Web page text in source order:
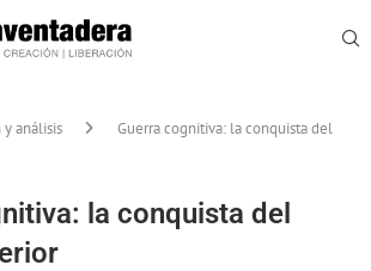
análisis
Guerra cognitiva: la conquista del
la conquista del